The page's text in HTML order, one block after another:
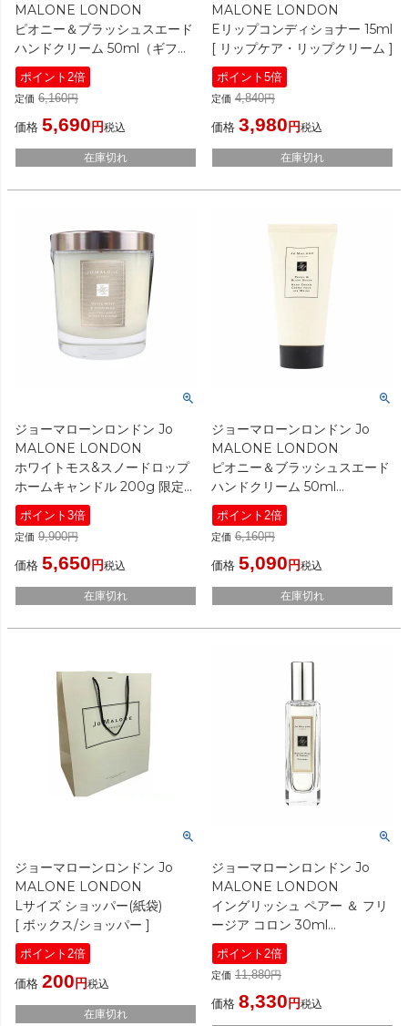
MALONE LONDON
ピオニー＆ブラッシュスエード
ハンドクリーム 50ml（ギフト
ボックス入り）
[ ハンドクリーム ]
ポイント2倍
定価 6,160
価格 5,690 税込
在庫切れ
MALONE LONDON
Eリップコンディショナー 15ml
[ リップケア・リップクリーム ]
ポイント5倍
定価 4,840
価格 3,980 税込
在庫切れ
ジョーマローンロンドン Jo
MALONE LONDON
ホワイトモス&スノードロップ
ホームキャンドル 200g 限定
[ ホームケア・アロマ ]
ポイント3倍
定価 9,900
価格 5,650 税込
在庫切れ
ジョーマローンロンドン Jo
MALONE LONDON
ピオニー＆ブラッシュスエード
ハンドクリーム 50ml
[ ハンドクリーム ]
ポイント2倍
定価 6,160
価格 5,090 税込
在庫切れ
ジョーマローンロンドン Jo
MALONE LONDON
Lサイズ ショッパー(紙袋)
[ ボックス/ショッパー ]
ポイント2倍
価格 200 税込
在庫切れ
ジョーマローンロンドン Jo
MALONE LONDON
イングリッシュ ペアー ＆ フリ
ージア コロン 30ml
[ 香水(レディース) ]
ポイント2倍
定価 11,880
価格 8,330 税込